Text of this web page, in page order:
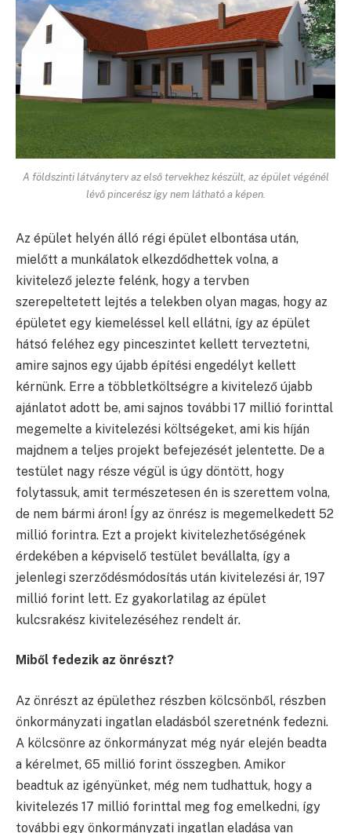
A földszinti látványterv az első tervekhez készült, az épület végénél
lévő pincerész így nem látható a képen.
Az épület helyén álló régi épület elbontása után,
mielőtt a munkálatok elkezdődhettek volna, a
kivitelező jelezte felénk, hogy a tervben
szerepeltetett lejtés a telekben olyan magas, hogy az
épületet egy kiemeléssel kell ellátni, így az épület
hátsó feléhez egy pinceszintet kellett terveztetni,
amire sajnos egy újabb építési engedélyt kellett
kérnünk. Erre a többletköltségre a kivitelező újabb
ajánlatot adott be, ami sajnos további 17 millió forinttal
megemelte a kivitelezési költségeket, ami kis híján
majdnem a teljes projekt befejezését jelentette. De a
testület nagy része végül is úgy döntött, hogy
folytassuk, amit természetesen én is szerettem volna,
de nem bármi áron! Így az önrész is megemelkedett 52
millió forintra. Ezt a projekt kivitelezhetőségének
érdekében a képviselő testület bevállalta, így a
jelenlegi szerződésmódosítás után kivitelezési ár, 197
millió forint lett. Ez gyakorlatilag az épület
kulcsrakész kivitelezéséhez rendelt ár.
Miből fedezik az önrészt?
Az önrészt az épülethez részben kölcsönből, részben
önkormányzati ingatlan eladásból szeretnénk fedezni.
A kölcsönre az önkormányzat még nyár elején beadta
a kérelmet, 65 millió forint összegben. Amikor
beadtuk az igényünket, még nem tudhattuk, hogy a
kivitelezés 17 millió forinttal meg fog emelkedni, így
további egy önkormányzati ingatlan eladása van